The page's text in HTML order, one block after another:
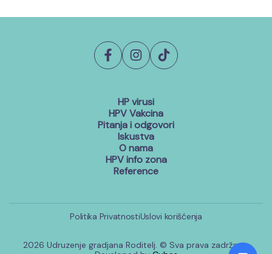
HP virusi
HPV Vakcina
Pitanja i odgovori
Iskustva
O nama
HPV info zona
Reference
Politika PrivatnostiUslovi korišćenja
2026 Udruzenje gradjana Roditelj. © Sva prava zadržana.